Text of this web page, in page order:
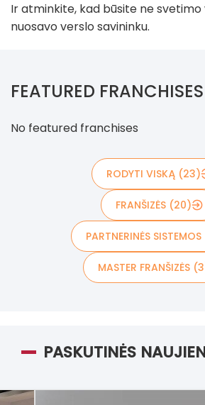
Ir atminkite, kad būsite ne svetimo
nuosavo verslo savininku.
FEATURED FRANCHISES
No featured franchises
RODYTI VISKĄ (23)
FRANŠIZĖS (20)
PARTNERINĖS
MASTER FRANŠIZĖS
PASKUTINĖS